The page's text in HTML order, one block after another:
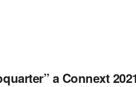
a Connext 2021